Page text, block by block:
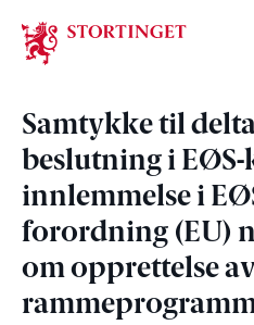
Stortinget.no
Samtykke til
beslutning i
innlemmelse i
forordning (EU)
om opprettelse